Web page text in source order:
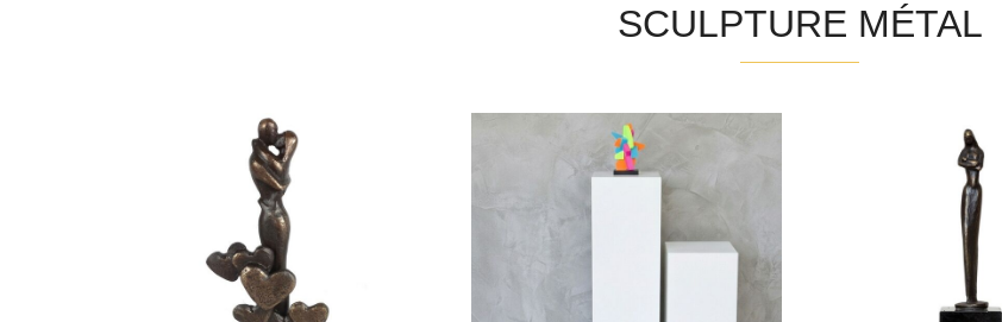
SCULPTURE MÉTAL